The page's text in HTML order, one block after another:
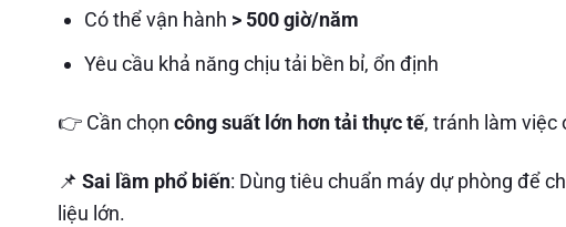
Có thể vận hành > 500 giờ/năm
Yêu cầu khả năng chịu tải bền bỉ, ổn định
👉 Cần chọn công suất lớn hơn tải thực tế, tránh làm việc
📌 Sai lầm phổ biến: Dùng tiêu chuẩn máy dự phòng để
liệu lớn.